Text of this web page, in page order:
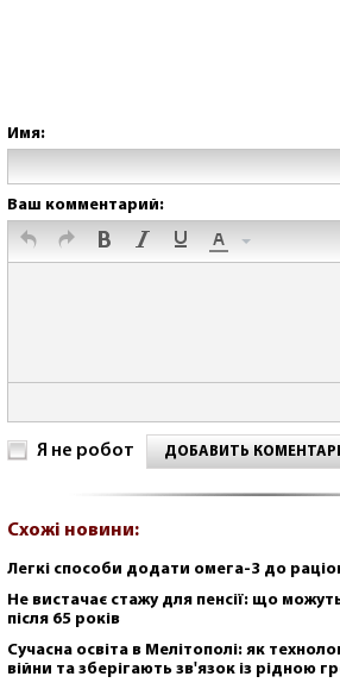
Имя:
Ваш комментарий:
Я не робот ДОБАВИТЬ
Схожі новини:
Легкі способи додати омега-3 до
Не вистачає стажу для пенсії: що
після 65 років
Сучасна освіта в Мелітополі: як
війни та зберігають зв'язок із рідною